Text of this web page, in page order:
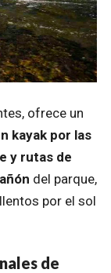
ofrece un
kayak por las
y rutas de
del parque,
por el sol
de